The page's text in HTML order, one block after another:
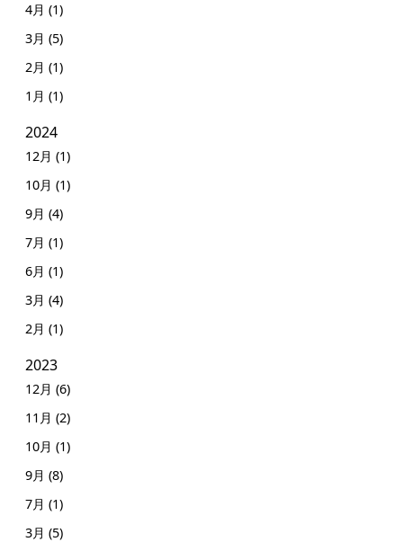
4月 (1)
3月 (5)
2月 (1)
1月 (1)
2024
12月 (1)
10月 (1)
9月 (4)
7月 (1)
6月 (1)
3月 (4)
2月 (1)
2023
12月 (6)
11月 (2)
10月 (1)
9月 (8)
7月 (1)
3月 (5)